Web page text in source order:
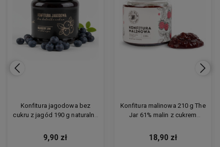
Konfitura jagodowa bez
cukru z jagód 190 g naturalna
9,90 zł
Konfitura malinowa 210 g The
Jar 61% malin z cukrem
18,90 zł